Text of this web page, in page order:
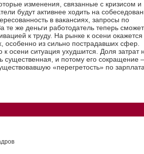
изменения, связанные с кризисом и
будут активнее ходить на
в вакансиях, запросы по
те же деньги работодатель теперь сможет
к труду. На рынке к осени
из сильно пострадавших сфер.
осени ситуация ухудшится. Доля затрат
и потому его сокращение
«перегретость» по